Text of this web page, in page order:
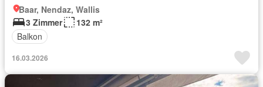
Baar, Nendaz, Wallis
3 Zimmer
132 m²
Balkon
16.03.2026